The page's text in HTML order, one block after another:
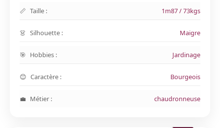
Taille : 1m87 / 73kgs
Silhouette : Maigre
Hobbies : Jardinage
Caractère : Bourgeois
Métier : chaudronneuse